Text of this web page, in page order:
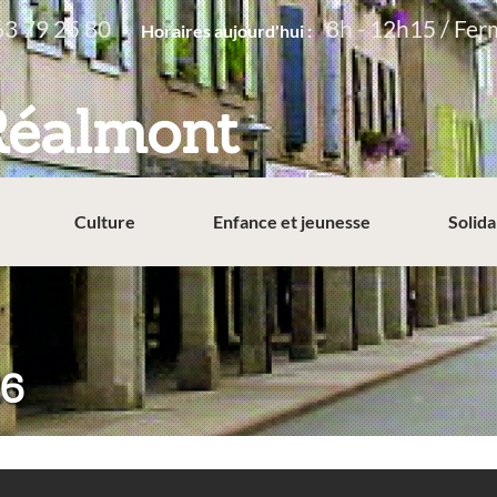
79 25 80 Horaires aujourd'hui : 8h - 12h15 /
Culture Enfance et jeunesse